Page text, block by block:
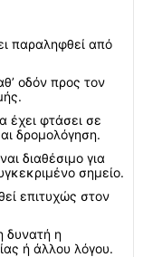
παραληφθεί από
οδόν προς τον
έχει φτάσει σε
δρομολόγηση.
διαθέσιμο για
σημείο.
επιτυχώς στον
δυνατή η
ή άλλου λόγου.